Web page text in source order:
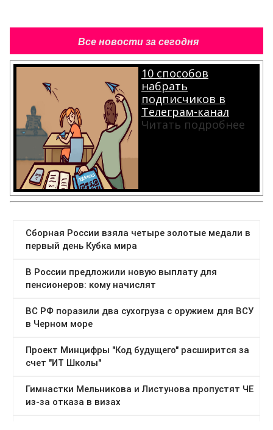
набрать
подписчиков в
Телеграм-канал
Читать подробнее
Категории:Общество,Политика,Украина